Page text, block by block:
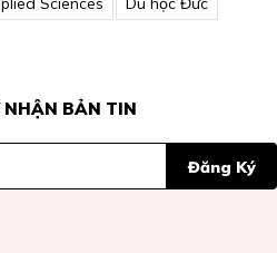
BẢN TIN
Đăng Ký